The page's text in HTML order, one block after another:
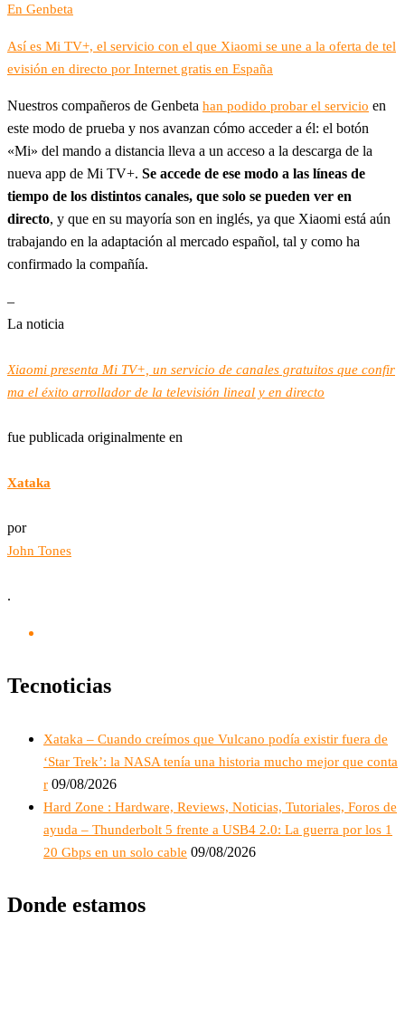
En Genbeta
Así es Mi TV+, el servicio con el que Xiaomi se une a la oferta de tel
evisión en directo por Internet gratis en España
Nuestros compañeros de Genbeta han podido probar el servicio en
este modo de prueba y nos avanzan cómo acceder a él: el botón
«Mi» del mando a distancia lleva a un acceso a la descarga de la
nueva app de Mi TV+. Se accede de ese modo a las líneas de
tiempo de los distintos canales, que solo se pueden ver en
directo, y que en su mayoría son en inglés, ya que Xiaomi está aún
trabajando en la adaptación al mercado español, tal y como ha
confirmado la compañía.
–
La noticia
Xiaomi presenta Mi TV+, un servicio de canales gratuitos que confir
ma el éxito arrollador de la televisión lineal y en directo
fue publicada originalmente en
Xataka
por
John Tones
.
Tecnoticias
Xataka – Cuando creímos que Vulcano podía existir fuera de
‘Star Trek’: la NASA tenía una historia mucho mejor que conta
r 09/08/2026
Hard Zone : Hardware, Reviews, Noticias, Tutoriales, Foros de
ayuda – Thunderbolt 5 frente a USB4 2.0: La guerra por los 1
20 Gbps en un solo cable 09/08/2026
Donde estamos